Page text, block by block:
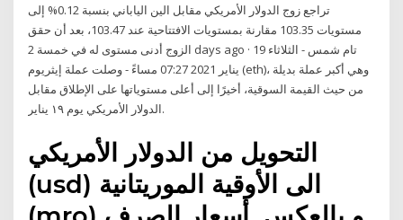
تراجع زوج الدولار الأمريكي مقابل الين الياباني بنسبة 0.12% إلى
مستويات 103.35 مقارنة بمستويات الافتتاحية عند 103.47، بعد أن حقق
الزوج أدنى مستوى له في خمسة 2 days ago · تام شمس - الثلاثاء 19
يناير 2021 07:27 مساءً - وصلت عملة إيثريوم (eth)، وهي أكبر عملة بديلة
من حيث القيمة السوقية، أخيرًا إلى أعلى مستوياتها على الإطلاق مقابل
الدولار الأمريكي يوم ١٩ يناير.
التحويل من الدولار الأمريكي
(usd) الى الأوقية الموريتانية